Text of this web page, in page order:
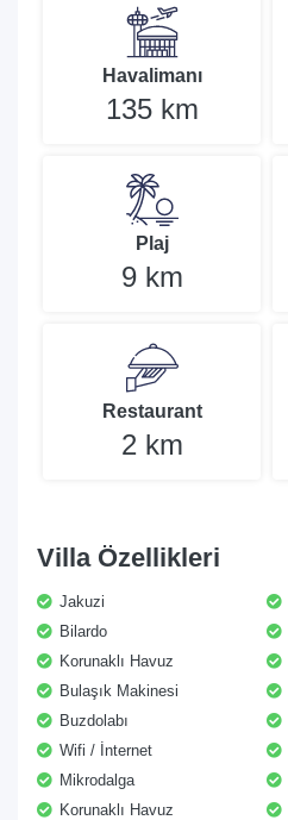
Havalimanı
135 km
Plaj
9 km
Restaurant
2 km
Villa Özellikleri
Jakuzi
Bilardo
Korunaklı Havuz
Bulaşık Makinesi
Buzdolabı
Wifi / İnternet
Mikrodalga
Korunaklı Havuz